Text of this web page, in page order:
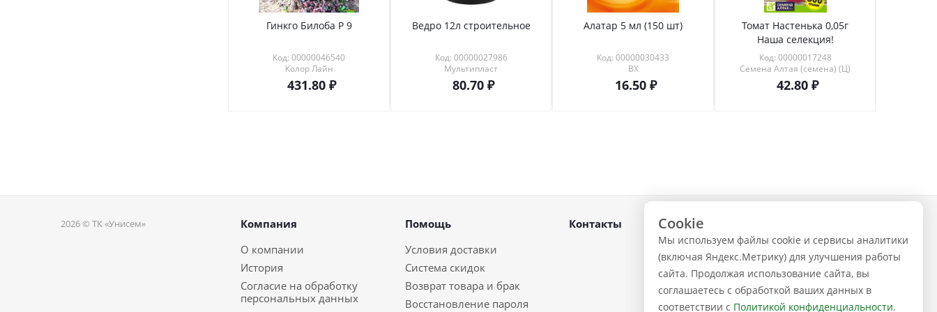
Гинкго Билоба Р 9
Код: 00000046540
Колор Лайн
431.80
Ведро 12л строительное
Код: 00000027986
Мультипласт
80.70
Алатар 5 мл (150 шт)
Код: 00000030433
ВХ
16.50
Томат Настенька 0,05г
Наша селекция!
Код: 00000017248
Семена Алтая (семена) (Ц)
42.80
2026 © ТК «Унисем»
Компания
О компании
История
Согласие на обработку
персональных данных
Помощь
Условия доставки
Система скидок
Возврат товара и брак
Восстановление пароля
Контакты
ЗАКАЗАТЬ ЗВОНОК
Cookie
Мы используем файлы cookie и сервисы аналитики
(включая Яндекс.Метрику) для улучшения работы
сайта. Продолжая использование сайта, вы
соглашаетесь с обработкой ваших данных в
соответствии с Политикой конфиденциальности.